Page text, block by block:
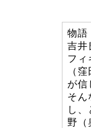
物語
吉井
フィ
（
が信
そん
し
野（